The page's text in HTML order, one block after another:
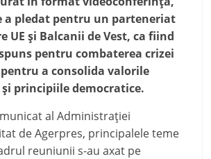
a pledat pentru un parteneriat
UE şi Balcanii de Vest, ca fiind
pentru combaterea crizei
a consolida valorile
principiile democratice.
al Administraţiei
de Agerpres, principalele teme
reuniunii s-au axat pe